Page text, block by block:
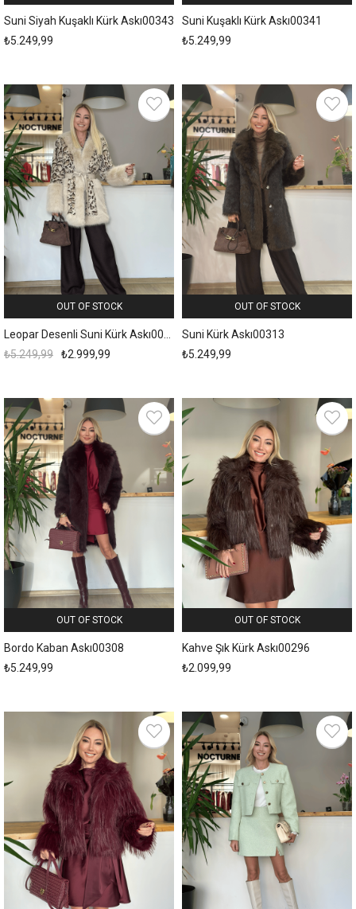
Suni Siyah Kuşaklı Kürk Askı00343
₺5.249,99
Suni Kuşaklı Kürk Askı00341
₺5.249,99
OUT OF STOCK
₺2.999,99
₺5.249,99
OUT OF STOCK
Suni Kürk Askı00313
₺5.249,99
OUT OF STOCK
Bordo Kaban Askı00308
₺5.249,99
OUT OF STOCK
Kahve Şık Kürk Askı00296
₺2.099,99